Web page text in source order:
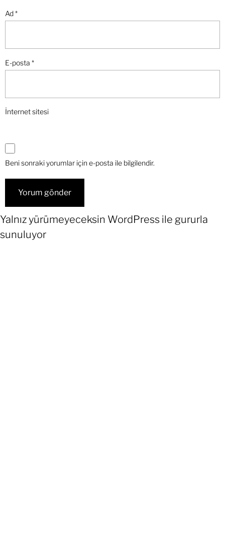
Ad*
E-posta *
İnternet sitesi
Beni sonraki yorumlar için e-posta ile bilgilendir.
Yalnız yürümeyeceksin WordPress ile gururla
sunuluyor